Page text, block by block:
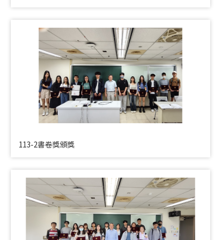
113-2書卷獎頒獎